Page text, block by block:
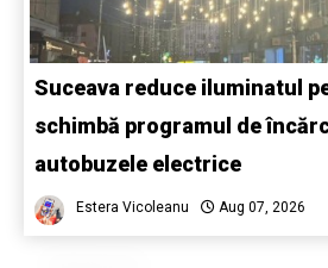
Suceava reduce iluminatul
schimbă programul de
autobuzele electrice
Estera Vicoleanu Aug 07, 2026